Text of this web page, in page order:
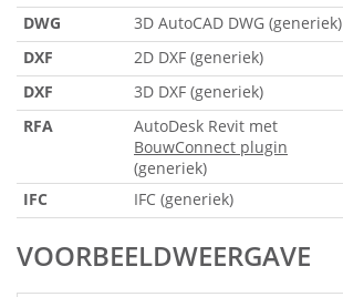
DWG
3D AutoCAD DWG (generiek)
DXF
2D DXF (generiek)
DXF
3D DXF (generiek)
RFA
AutoDesk Revit met
BouwConnect plugin
(generiek)
IFC
IFC (generiek)
VOORBEELDWEERGAVE